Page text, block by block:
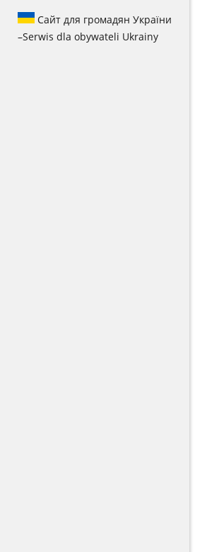
Сайт для громадян України
–Serwis dla obywateli Ukrainy